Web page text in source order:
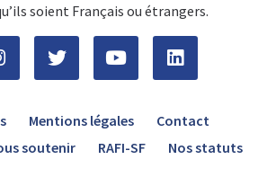
soient Français ou étrangers.
Mentions légales
Contact
soutenir RAFI-SF Nos statuts